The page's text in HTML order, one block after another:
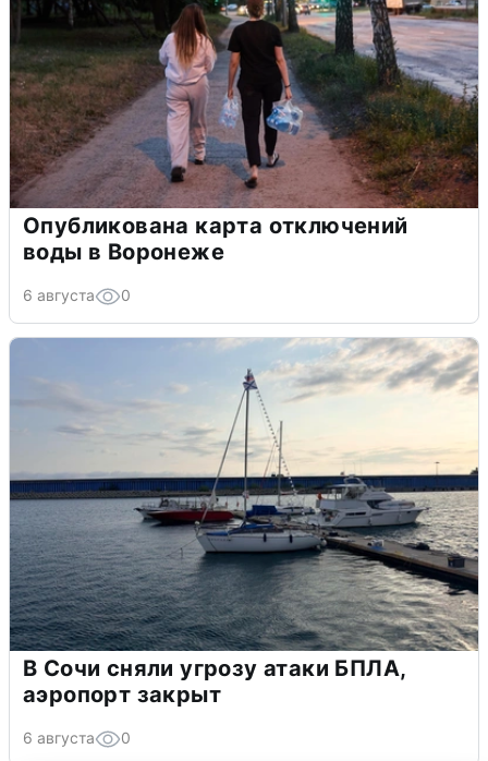
Опубликована карта отключений
воды в Воронеже
6 августа 0
В Сочи сняли угрозу атаки БПЛА,
аэропорт закрыт
6 августа 0